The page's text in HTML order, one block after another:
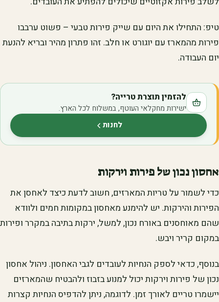
טיפ: התחילו את היום עם שייק פירות טבעי – פשוט ערבבו
פירות מהמארז עם יוגורט או חלב. זהו פתרון מהיר ובריא להנעת
יום העבודה.
להזמין תוצרת טרייה?
ישירות מחקלאי העוטף, במשלוח לכל הארץ.
לחנות(נפתח בלשונית חדשה)
אחסון נכון של פירות וירקות
כדי לשמור על טריות המארזים, חשוב לדעת כיצד לאחסן את
הפירות והירקות. יש להימנע מאחסון במקומות חמים ולוודא
שהם מאוחסנים באורח נכון, למשל, ירקות בתיבה במקרר ופירות
במקום קריר ויבש.
בנוסף, כדאי לספק הנחיות לעובדים לגבי האחסון. ניהול אחסון
נכון של פירות וירקות יכול למנוע בזבוז ולהבטיח שהמארזים
יישמרו טריים לאורך זמן. לדוגמה, ניתן להדפיס הנחיות קצרות